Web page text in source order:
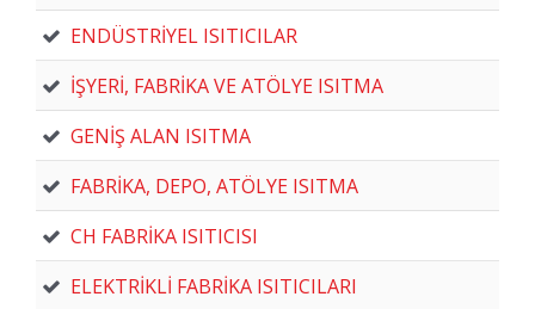
ENDÜSTRİYEL ISITICILAR
İŞYERİ, FABRİKA VE ATÖLYE ISITMA
GENİŞ ALAN ISITMA
FABRİKA, DEPO, ATÖLYE ISITMA
CH FABRİKA ISITICISI
ELEKTRİKLİ FABRİKA ISITICILARI